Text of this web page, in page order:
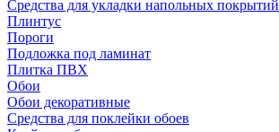
Средства для укладки напольных покрытий
Плинтус
Пороги
Подложка под ламинат
Плитка ПВХ
Обои
Обои декоративные
Средства для поклейки обоев